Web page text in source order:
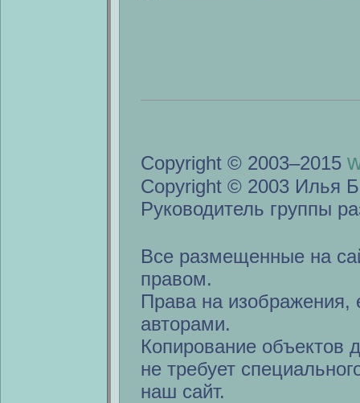
Copyright © 2003–2015
Copyright © 2003 Илья
Руководитель группы
Все размещенные на
правом.
Права на изображения,
авторами.
Копирование объектов
не требует
наш сайт.